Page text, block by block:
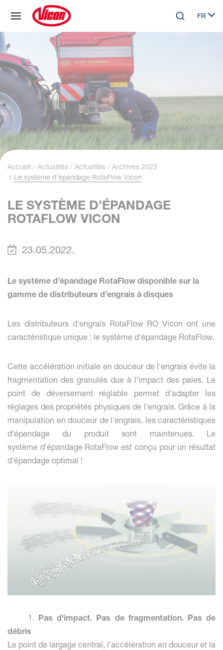
Skip to main contentSearchFR
Select
Accueil Actualités Actualités
Archives 2022
Le système d’épandage RotaFlow Vicon
LE SYSTÈME D’ÉPANDAGE
ROTAFLOW VICON
23.05.2022.
Le système d’épandage RotaFlow disponible sur la
gamme de distributeurs d’engrais à disques
Les distributeurs d'engrais RotaFlow RO Vicon ont une
caractéristique unique : le système d'épandage RotaFlow.
Cette accélération initiale en douceur de l'engrais évite la
fragmentation des granulés due à l'impact des pales. Le
point de déversement réglable permet d'adapter les
réglages des propriétés physiques de l'engrais. Grâce à la
manipulation en douceur de l'engrais, les caractéristiques
d'épandage du produit sont maintenues. Le
système d'épandage RotaFlow est conçu pour un résultat
d'épandage optimal !
1. Pas d'impact. Pas de fragmentation. Pas de
débris
Le point de largage central, l’accélération en douceur et la
Panneau de gestion des cookies